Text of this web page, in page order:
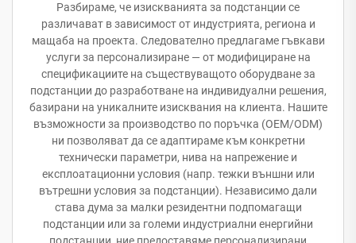
Разбираме, че изискванията за подстанции се
различават в зависимост от индустрията, региона и
мащаба на проекта. Следователно предлагаме гъвкави
услуги за персонализиране — от модифициране на
спецификациите на съществуващото оборудване за
подстанции до разработване на индивидуални решения,
базирани на уникалните изисквания на клиента. Нашите
възможности за производство по поръчка (OEM/ODM)
ни позволяват да се адаптираме към конкретни
технически параметри, нива на напрежение и
експлоатационни условия (напр. тежки външни или
вътрешни условия за подстанции). Независимо дали
става дума за малки резидентни подпомагащи
подстанции или за големи индустриални енергийни